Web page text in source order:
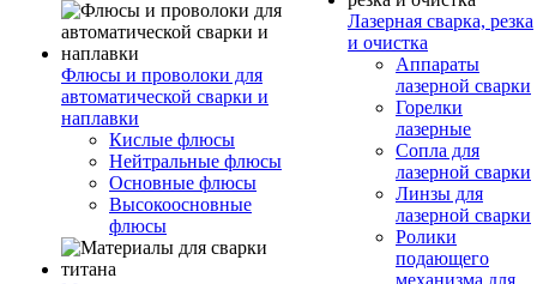
Флюсы и проволоки для
автоматической сварки и
наплавки
Кислые флюсы
Нейтральные флюсы
Основные флюсы
Высокоосновные
флюсы
Лазерная сварка, резка
и очистка
Аппараты
лазерной сварки
Горелки
лазерные
Сопла для
лазерной сварки
Линзы для
лазерной сварки
Ролики
подающего
механизма для